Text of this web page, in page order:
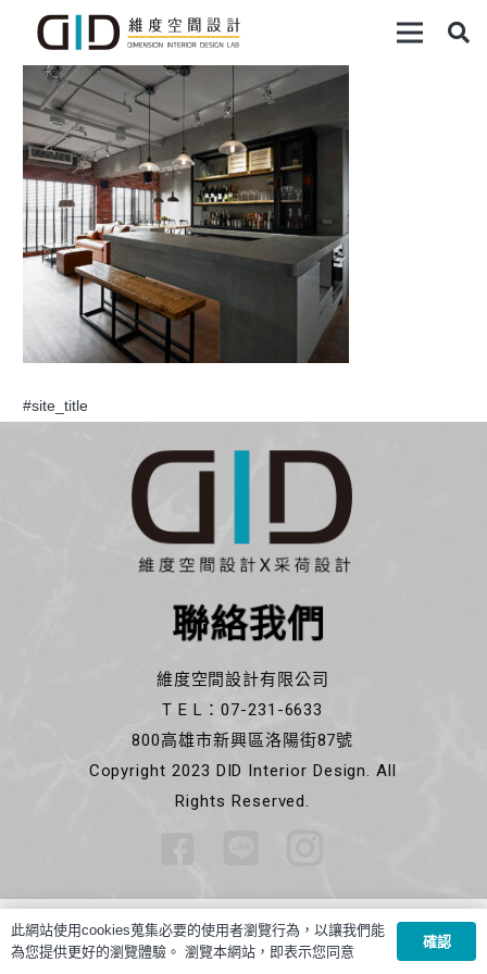
#site_title
聯絡我們
維度空間設計有限公司
T E L：07-231-6633
800高雄市新興區洛陽街87號
Copyright 2023 DID Interior Design. All
Rights Reserved.
此網站使用cookies蒐集必要的使用者瀏覽行為，以讓我們能
為您提供更好的瀏覽體驗。 瀏覽本網站，即表示您同意
確認